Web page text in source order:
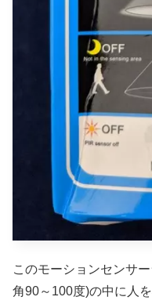
このモーションセンサ
角90～100度)の中に人